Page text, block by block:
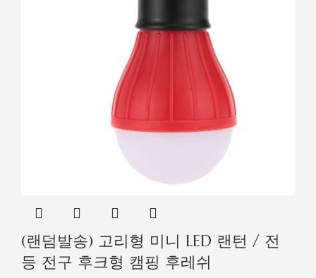
(랜덤발송) 고리형 미니 LED 랜턴 / 전
등 전구 후크형 캠핑 후레쉬